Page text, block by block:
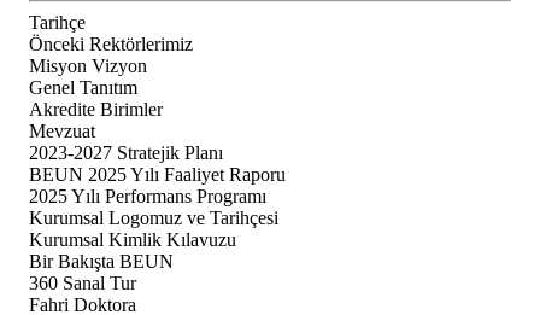
Tarihçe
Önceki Rektörlerimiz
Misyon Vizyon
Genel Tanıtım
Akredite Birimler
Mevzuat
2023-2027 Stratejik Planı
BEUN 2025 Yılı Faaliyet Raporu
2025 Yılı Performans Programı
Kurumsal Logomuz ve Tarihçesi
Kurumsal Kimlik Kılavuzu
Bir Bakışta BEUN
360 Sanal Tur
Fahri Doktora